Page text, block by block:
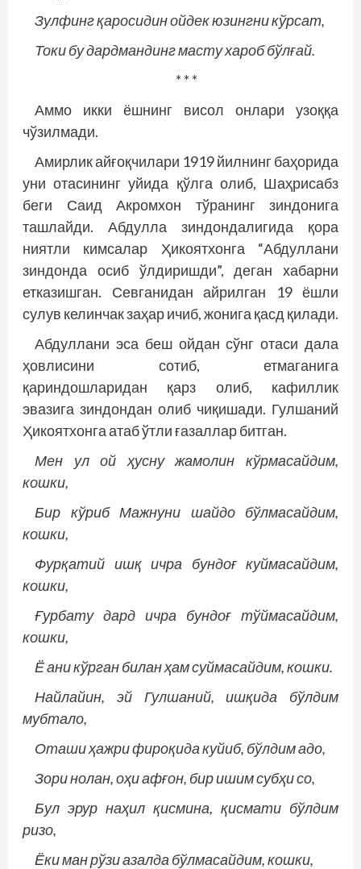
Зулфинг қаросидин ойдек юзингни кўрсат,
Токи бу дардмандинг масту хароб бўлғай.
* * *
Аммо икки ёшнинг висол онлари узоққа
чўзилмади.
Амирлик айғоқчилари 1919 йилнинг баҳорида
уни отасининг уйида қўлга олиб, Шаҳрисабз
беги Саид Акромхон тўранинг зиндонига
ташлайди. Абдулла зиндондалигида қора
ниятли кимсалар Ҳикоятхонга “Абдуллани
зиндонда осиб ўлдиришди”, деган хабарни
етказишган. Севганидан айрилган 19 ёшли
сулув келинчак заҳар ичиб, жонига қасд қилади.
Абдуллани эса беш ойдан сўнг отаси дала
ҳовлисини сотиб, етмаганига
қариндошларидан қарз олиб, кафиллик
эвазига зиндондан олиб чиқишади. Гулшаний
Ҳикоятхонга атаб ўтли ғазаллар битган.
Мен ул ой ҳусну жамолин кўрмасайдим,
кошки,
Бир кўриб Мажнуни шайдо бўлмасайдим,
кошки,
Фурқатий ишқ ичра бундоғ куймасайдим,
кошки,
Ғурбату дард ичра бундоғ тўймасайдим,
кошки,
Ё ани кўрган билан ҳам суймасайдим, кошки.
Найлайин, эй Гулшаний, ишқида бўлдим
мубтало,
Оташи ҳажри фироқида куйиб, бўлдим адо,
Зори нолан, оҳи афғон, бир ишим субҳи со,
Бул эрур наҳил қисмина, қисмати бўлдим
ризо,
Ёки ман рўзи азалда бўлмасайдим, кошки,